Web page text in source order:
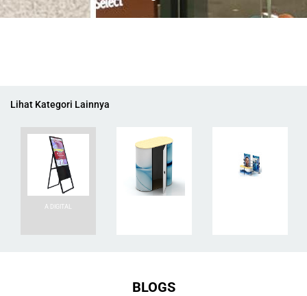
Lihat Kategori Lainnya
A DIGITAL
BLOGS